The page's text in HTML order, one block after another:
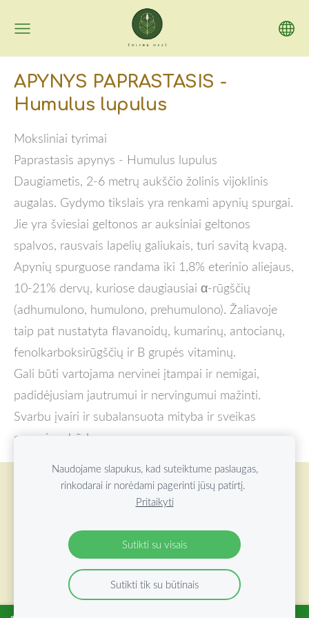
APYNYS PAPRASTASIS -
Humulus lupulus
Moksliniai tyrimai
Paprastasis apynys - Humulus lupulus
Daugiametis, 2-6 metrų aukščio žolinis vijoklinis
augalas. Gydymo tikslais yra renkami apynių spurgai.
Jie yra šviesiai geltonos ar auksiniai geltonos
spalvos, rausvais lapelių galiukais, turi savitą kvapą.
Apynių spurguose randama iki 1,8% eterinio aliejaus,
10-21% dervų, kuriose daugiausiai α-rūgščių
(adhumulono, humulono, prehumulono). Žaliavoje
taip pat nustatyta flavanoidų, kumarinų, antocianų,
fenolkarboksirūgščių ir B grupės vitaminų.
Gali būti vartojama nervinei įtampai ir nemigai,
padidėjusiam jautrumui ir nervingumui mažinti.
Svarbu įvairi ir subalansuota mityba ir sveikas
gyvenimo būdas.
Slapukai
2026 ŽOLYNŲ OAZĖ VISOS TEISĖS SAUGOMOS
Naudojame slapukus, kad suteiktume paslaugas,
rinkodarai ir norėdami pagerinti jūsų patirtį.
Pritaikyti
Sutikti su visais
Sutikti tik su būtinais